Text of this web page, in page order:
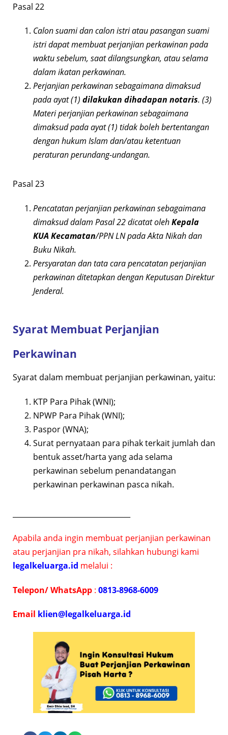
Pasal 22
Calon suami dan calon istri atau pasangan suami
istri dapat membuat perjanjian perkawinan pada
waktu sebelum, saat dilangsungkan, atau selama
dalam ikatan perkawinan.
Perjanjian perkawinan sebagaimana dimaksud
pada ayat (1) dilakukan dihadapan notaris. (3)
Materi perjanjian perkawinan sebagaimana
dimaksud pada ayat (1) tidak boleh bertentangan
dengan hukum Islam dan/atau ketentuan
peraturan perundang-undangan.
Pasal 23
Pencatatan perjanjian perkawinan sebagaimana
dimaksud dalam Pasal 22 dicatat olehKepala
KUA Kecamatan/PPN LN pada Akta Nikah dan
Buku Nikah.
Persyaratan dan tata cara pencatatan perjanjian
perkawinan ditetapkan dengan Keputusan Direktur
Jenderal.
Syarat Membuat Perjanjian
Perkawinan
Syarat dalam membuat perjanjian perkawinan, yaitu:
KTP Para Pihak (WNI);
NPWP Para Pihak (WNI);
Paspor (WNA);
Surat pernyataan para pihak terkait jumlah dan
bentuk asset/harta yang ada selama
perkawinan sebelum penandatangan
perkawinan perkawinan pasca nikah.
Apabila anda ingin membuat perjanjian perkawinan
atau perjanjian pra nikah, silahkan hubungi kami
legalkeluarga.id melalui :
Telepon/ WhatsApp : 0813-8968-6009
Email klien@legalkeluarga.id